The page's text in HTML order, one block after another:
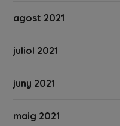
agost 2021
juliol 2021
juny 2021
maig 2021